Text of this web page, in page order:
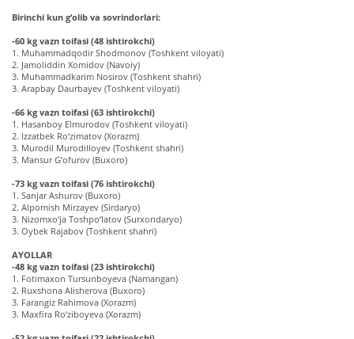
Birinchi kun g‘olib va sovrindorlari:
-60 kg vazn toifasi (48 ishtirokchi)
1. Muhammadqodir Shodmonov (Toshkent viloyati)
2. Jamoliddin Xomidov (Navoiy)
3. Muhammadkarim Nosirov (Toshkent shahri)
3. Arapbay Daurbayev (Toshkent viloyati)
-66 kg vazn toifasi (63 ishtirokchi)
1. Hasanboy Elmurodov (Toshkent viloyati)
2. Izzatbek Ro‘zimatov (Xorazm)
3. Murodil Murodilloyev (Toshkent shahri)
3. Mansur G‘ofurov (Buxoro)
-73 kg vazn toifasi (76 ishtirokchi)
1. Sanjar Ashurov (Buxoro)
2. Alpomish Mirzayev (Sirdaryo)
3. Nizomxo‘ja Toshpo‘latov (Surxondaryo)
3. Oybek Rajabov (Toshkent shahri)
AYOLLAR
-48 kg vazn toifasi (23 ishtirokchi)
1. Fotimaxon Tursunboyeva (Namangan)
2. Ruxshona Alisherova (Buxoro)
3. Farangiz Rahimova (Xorazm)
3. Maxfira Ro‘ziboyeva (Xorazm)